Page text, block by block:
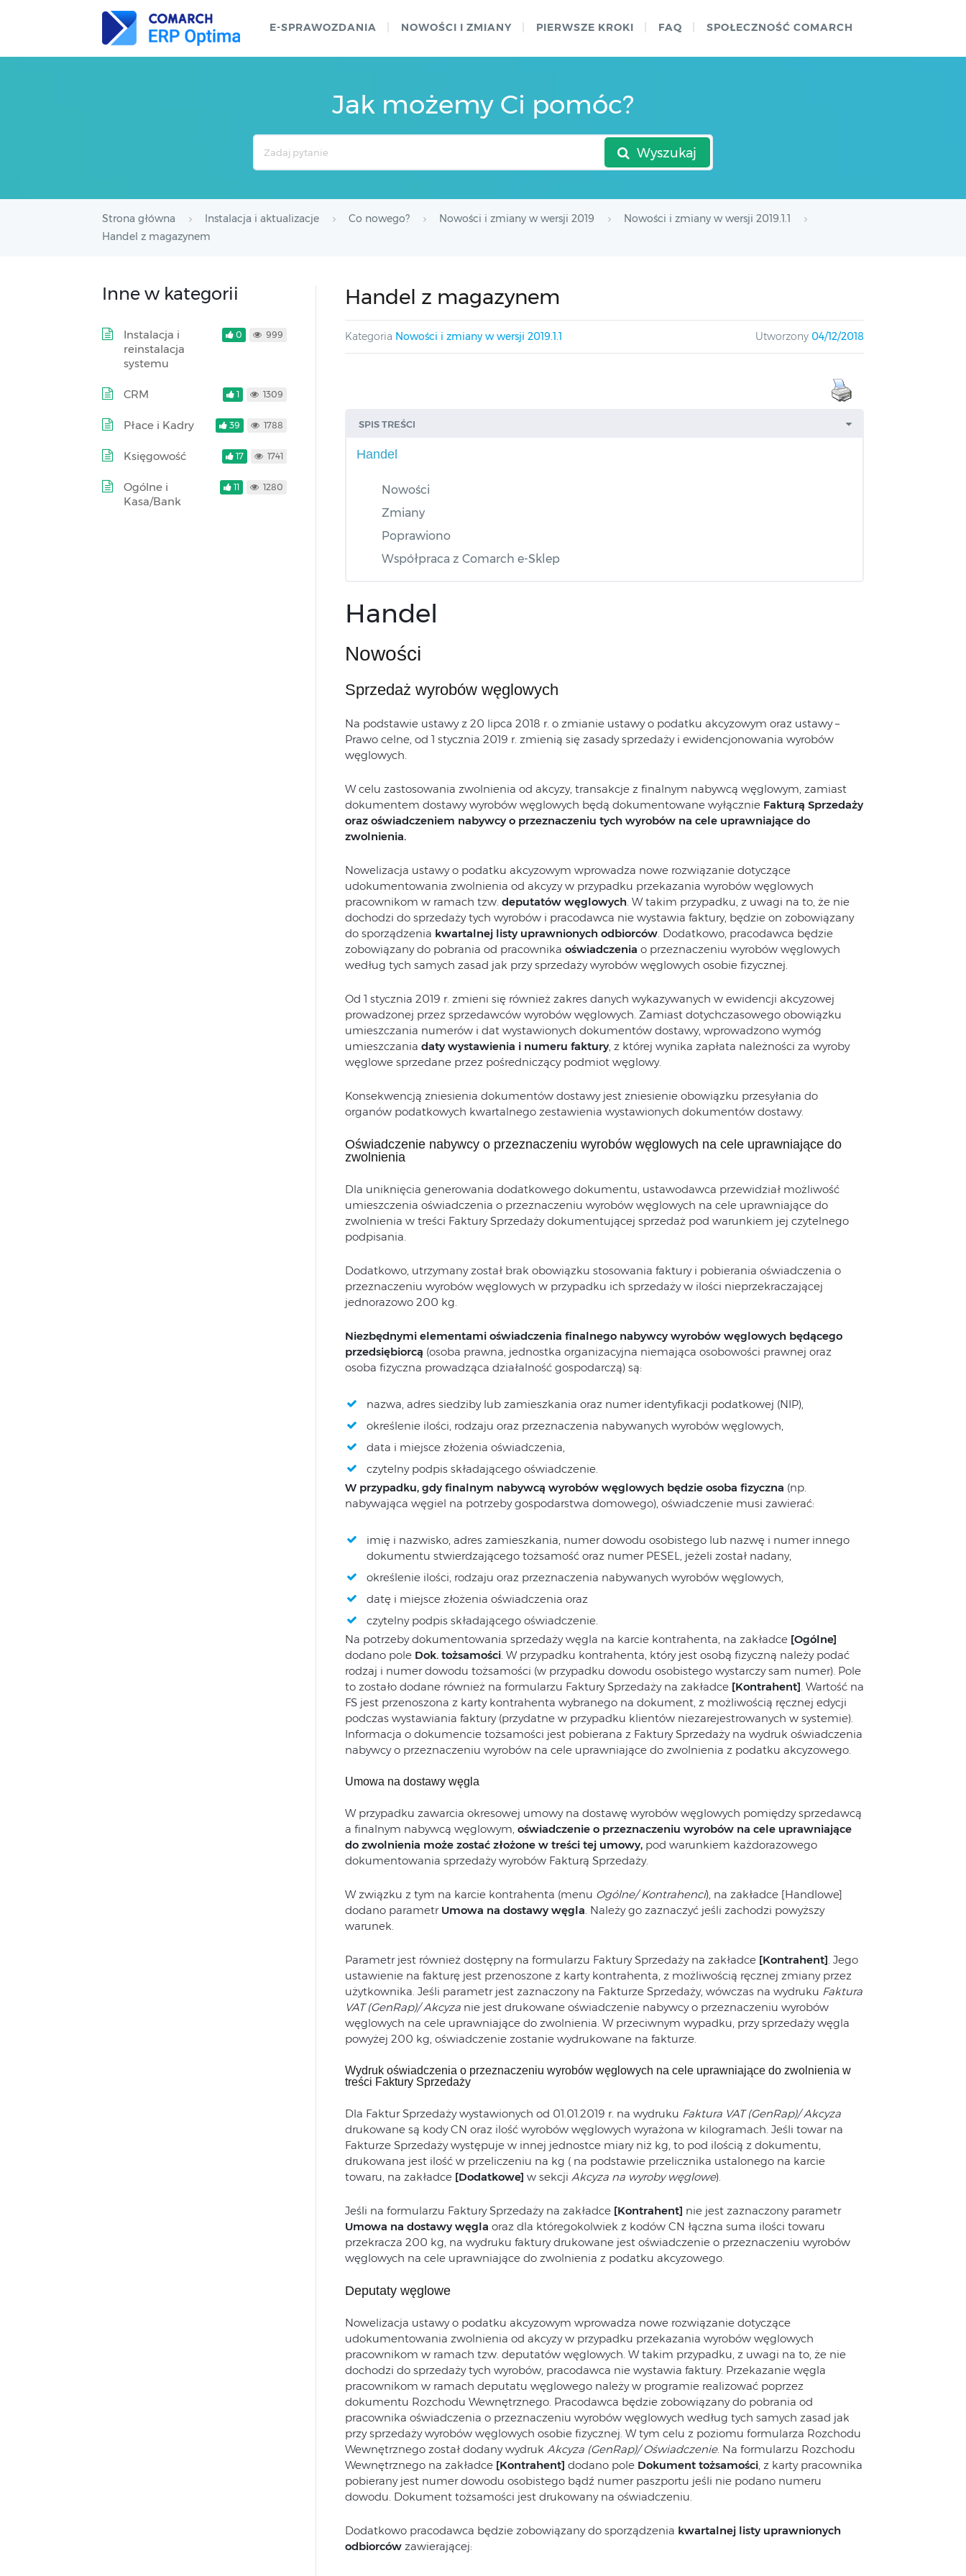
E-SPRAWOZDANIA NOWOŚCI I ZMIANY PIERWSZE KROKI FAQ SPOŁECZNOŚĆ COMARCH
Jak możemy Ci pomóc?
Wyszukaj
Strona główna Instalacja i aktualizacje Co nowego? Nowości i zmiany w wersji 2019
Nowości i zmiany w wersji 2019.1.1
Handel z magazynem
Handel z magazynem
Kategoria Nowości i zmiany w wersji 2019.1.1 Utworzony 04/12/2018
SPIS TREŚCI
Handel
Nowości
Zmiany
Poprawiono
Współpraca z Comarch e-Sklep
Handel
Nowości
Sprzedaż wyrobów węglowych
Na podstawie ustawy z 20 lipca 2018 r. o zmianie ustawy o podatku akcyzowym oraz ustawy –
Prawo celne, od 1 stycznia 2019 r. zmienią się zasady sprzedaży i ewidencjonowania wyrobów
węglowych.
W celu zastosowania zwolnienia od akcyzy, transakcje z finalnym nabywcą węglowym, zamiast
dokumentem dostawy wyrobów węglowych będą dokumentowane wyłącznie Fakturą Sprzedaży
oraz oświadczeniem nabywcy o przeznaczeniu tych wyrobów na cele uprawniające do
zwolnienia.
Nowelizacja ustawy o podatku akcyzowym wprowadza nowe rozwiązanie dotyczące
udokumentowania zwolnienia od akcyzy w przypadku przekazania wyrobów węglowych
pracownikom w ramach tzw. deputatów węglowych. W takim przypadku, z uwagi na to, że nie
dochodzi do sprzedaży tych wyrobów i pracodawca nie wystawia faktury, będzie on zobowiązany
do sporządzenia kwartalnej listy uprawnionych odbiorców. Dodatkowo, pracodawca będzie
zobowiązany do pobrania od pracownika oświadczenia o przeznaczeniu wyrobów węglowych
według tych samych zasad jak przy sprzedaży wyrobów węglowych osobie fizycznej.
Od 1 stycznia 2019 r. zmieni się również zakres danych wykazywanych w ewidencji akcyzowej
prowadzonej przez sprzedawców wyrobów węglowych. Zamiast dotychczasowego obowiązku
umieszczania numerów i dat wystawionych dokumentów dostawy, wprowadzono wymóg
umieszczania daty wystawienia i numeru faktury, z której wynika zapłata należności za wyroby
węglowe sprzedane przez pośredniczący podmiot węglowy.
Konsekwencją zniesienia dokumentów dostawy jest zniesienie obowiązku przesyłania do
organów podatkowych kwartalnego zestawienia wystawionych dokumentów dostawy.
Oświadczenie nabywcy o przeznaczeniu wyrobów węglowych na cele uprawniające do
zwolnienia
Dla uniknięcia generowania dodatkowego dokumentu, ustawodawca przewidział możliwość
umieszczenia oświadczenia o przeznaczeniu wyrobów węglowych na cele uprawniające do
zwolnienia w treści Faktury Sprzedaży dokumentującej sprzedaż pod warunkiem jej czytelnego
podpisania.
Dodatkowo, utrzymany został brak obowiązku stosowania faktury i pobierania oświadczenia o
przeznaczeniu wyrobów węglowych w przypadku ich sprzedaży w ilości nieprzekraczającej
jednorazowo 200 kg.
Niezbędnymi elementami oświadczenia finalnego nabywcy wyrobów węglowych będącego
przedsiębiorcą (osoba prawna, jednostka organizacyjna niemająca osobowości prawnej oraz
osoba fizyczna prowadząca działalność gospodarczą) są:
nazwa, adres siedziby lub zamieszkania oraz numer identyfikacji podatkowej (NIP),
określenie ilości, rodzaju oraz przeznaczenia nabywanych wyrobów węglowych,
data i miejsce złożenia oświadczenia,
czytelny podpis składającego oświadczenie.
W przypadku, gdy finalnym nabywcą wyrobów węglowych będzie osoba fizyczna (np.
nabywająca węgiel na potrzeby gospodarstwa domowego), oświadczenie musi zawierać:
imię i nazwisko, adres zamieszkania, numer dowodu osobistego lub nazwę i numer innego
dokumentu stwierdzającego tożsamość oraz numer PESEL, jeżeli został nadany,
określenie ilości, rodzaju oraz przeznaczenia nabywanych wyrobów węglowych,
datę i miejsce złożenia oświadczenia oraz
czytelny podpis składającego oświadczenie.
Na potrzeby dokumentowania sprzedaży węgla na karcie kontrahenta, na zakładce [Ogólne]
dodano pole Dok. tożsamości. W przypadku kontrahenta, który jest osobą fizyczną należy podać
rodzaj i numer dowodu tożsamości (w przypadku dowodu osobistego wystarczy sam numer). Pole
to zostało dodane również na formularzu Faktury Sprzedaży na zakładce [Kontrahent]. Wartość na
FS jest przenoszona z karty kontrahenta wybranego na dokument, z możliwością ręcznej edycji
podczas wystawiania faktury (przydatne w przypadku klientów niezarejestrowanych w systemie).
Informacja o dokumencie tożsamości jest pobierana z Faktury Sprzedaży na wydruk oświadczenia
nabywcy o przeznaczeniu wyrobów na cele uprawniające do zwolnienia z podatku akcyzowego.
Umowa na dostawy węgla
W przypadku zawarcia okresowej umowy na dostawę wyrobów węglowych pomiędzy sprzedawcą
a finalnym nabywcą węglowym, oświadczenie o przeznaczeniu wyrobów na cele uprawniające
do zwolnienia może zostać złożone w treści tej umowy,pod warunkiem każdorazowego
dokumentowania sprzedaży wyrobów Fakturą Sprzedaży.
W związku z tym na karcie kontrahenta (menu Ogólne/ Kontrahenci), na zakładce [Handlowe]
dodano parametr Umowa na dostawy węgla. Należy go zaznaczyć jeśli zachodzi powyższy
warunek.
Parametr jest również dostępny na formularzu Faktury Sprzedaży na zakładce [Kontrahent]. Jego
ustawienie na fakturę jest przenoszone z karty kontrahenta, z możliwością ręcznej zmiany przez
użytkownika. Jeśli parametr jest zaznaczony na Fakturze Sprzedaży, wówczas na wydruku Faktura
VAT (GenRap)/ Akcyzanie jest drukowane oświadczenie nabywcy o przeznaczeniu wyrobów
węglowych na cele uprawniające do zwolnienia. W przeciwnym wypadku, przy sprzedaży węgla
powyżej 200 kg, oświadczenie zostanie wydrukowane na fakturze.
Wydruk oświadczenia o przeznaczeniu wyrobów węglowych na cele uprawniające do zwolnienia w
treści Faktury Sprzedaży
Dla Faktur Sprzedaży wystawionych od 01.01.2019 r. na wydruku Faktura VAT (GenRap)/ Akcyza
drukowane są kody CN oraz ilość wyrobów węglowych wyrażona w kilogramach. Jeśli towar na
Fakturze Sprzedaży występuje w innej jednostce miary niż kg, to pod ilością z dokumentu,
drukowana jest ilość w przeliczeniu na kg ( na podstawie przelicznika ustalonego na karcie
towaru, na zakładce [Dodatkowe] w sekcji Akcyza na wyroby węglowe).
Jeśli na formularzu Faktury Sprzedaży na zakładce [Kontrahent] nie jest zaznaczony parametr
Umowa na dostawy węgla oraz dla któregokolwiek z kodów CN łączna suma ilości towaru
przekracza 200 kg, na wydruku faktury drukowane jest oświadczenie o przeznaczeniu wyrobów
węglowych na cele uprawniające do zwolnienia z podatku akcyzowego.
Deputaty węglowe
Nowelizacja ustawy o podatku akcyzowym wprowadza nowe rozwiązanie dotyczące
udokumentowania zwolnienia od akcyzy w przypadku przekazania wyrobów węglowych
pracownikom w ramach tzw. deputatów węglowych. W takim przypadku, z uwagi na to, że nie
dochodzi do sprzedaży tych wyrobów, pracodawca nie wystawia faktury. Przekazanie węgla
pracownikom w ramach deputatu węglowego należy w programie realizować poprzez
dokumentu Rozchodu Wewnętrznego. Pracodawca będzie zobowiązany do pobrania od
pracownika oświadczenia o przeznaczeniu wyrobów węglowych według tych samych zasad jak
przy sprzedaży wyrobów węglowych osobie fizycznej. W tym celu z poziomu formularza Rozchodu
Wewnętrznego został dodany wydruk Akcyza (GenRap)/ Oświadczenie. Na formularzu Rozchodu
Wewnętrznego na zakładce [Kontrahent] dodano pole Dokument tożsamości, z karty pracownika
pobierany jest numer dowodu osobistego bądź numer paszportu jeśli nie podano numeru
dowodu. Dokument tożsamości jest drukowany na oświadczeniu.
Dodatkowo pracodawca będzie zobowiązany do sporządzenia kwartalnej listy uprawnionych
odbiorców zawierającej:
Inne w kategorii
Instalacja i
reinstalacja
systemu
0 999
CRM 1 1309
Płace i Kadry 39 1788
Księgowość 17 1741
Ogólne i
Kasa/Bank
11 1280